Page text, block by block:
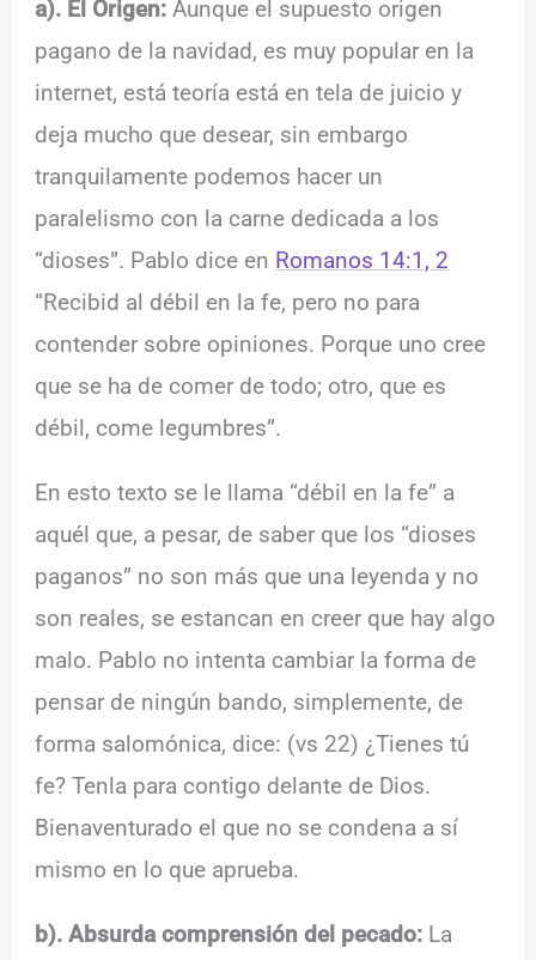
a). El Origen: Aunque el supuesto origen
pagano de la navidad, es muy popular en la
internet, está teoría está en tela de juicio y
deja mucho que desear, sin embargo
tranquilamente podemos hacer un
paralelismo con la carne dedicada a los
“dioses”. Pablo dice en Romanos 14:1, 2
“Recibid al débil en la fe, pero no para
contender sobre opiniones. Porque uno cree
que se ha de comer de todo; otro, que es
débil, come legumbres”.
En esto texto se le llama “débil en la fe” a
aquél que, a pesar, de saber que los “dioses
paganos” no son más que una leyenda y no
son reales, se estancan en creer que hay algo
malo. Pablo no intenta cambiar la forma de
pensar de ningún bando, simplemente, de
forma salomónica, dice: (vs 22) ¿Tienes tú
fe? Tenla para contigo delante de Dios.
Bienaventurado el que no se condena a sí
mismo en lo que aprueba.
b). Absurda comprensión del pecado: La